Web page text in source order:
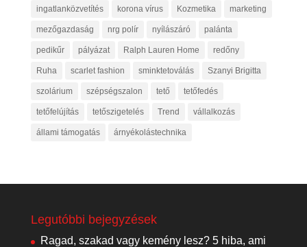
ingatlanközvetítés korona vírus Kozmetika marketing
mezőgazdaság nrg polír nyílászáró palánta
pedikűr pályázat Ralph Lauren Home redőny
Ruha scarlet fashion sminktetoválás Szanyi Brigitta
szolárium szépségszalon tető tetőfedés
tetőfelújítás tetőszigetelés Trend vállalkozás
állami támogatás árnyékolástechnika
Legutóbbi bejegyzések
Ragad, szakad vagy kemény lesz? 5 hiba, ami